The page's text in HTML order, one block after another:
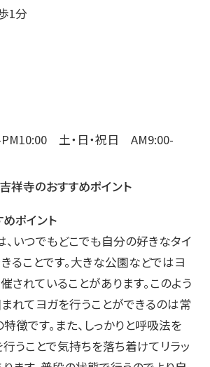
1分
土・日・祝日 AM9:00-
祥寺のおすすめポイント
ポイント
いつでもどこでも自分の好きなタイ
ることです。大きな公園などではヨ
されていることがあります。このよう
れてヨガを行うことができるのは常
徴です。また、しっかりと呼吸法を
うことで気持ちを落ち着けてリラッ